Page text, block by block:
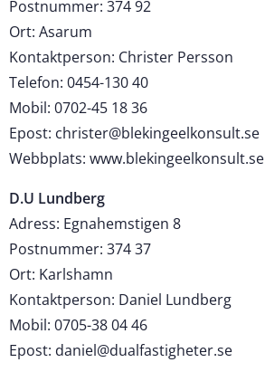
Postnummer: 374 92
Ort: Asarum
Kontaktperson: Christer Persson
Telefon: 0454-130 40
Mobil: 0702-45 18 36
Epost: christer@blekingeelkonsult.se
Webbplats: www.blekingeelkonsult.se
D.U Lundberg
Adress: Egnahemstigen 8
Postnummer: 374 37
Ort: Karlshamn
Kontaktperson: Daniel Lundberg
Mobil: 0705-38 04 46
Epost: daniel@dualfastigheter.se